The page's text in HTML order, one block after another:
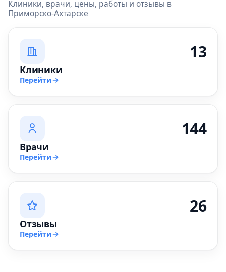
Клиники, врачи, цены, работы и отзывы в
Приморско-Ахтарске
13
Клиники
Перейти
144
Врачи
Перейти
26
Отзывы
Перейти